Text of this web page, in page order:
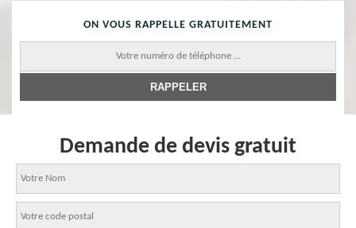
ON VOUS RAPPELLE GRATUITEMENT
Demande de devis gratuit